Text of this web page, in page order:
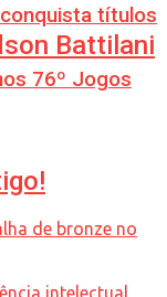
títulos
76º Jogos
Battilani